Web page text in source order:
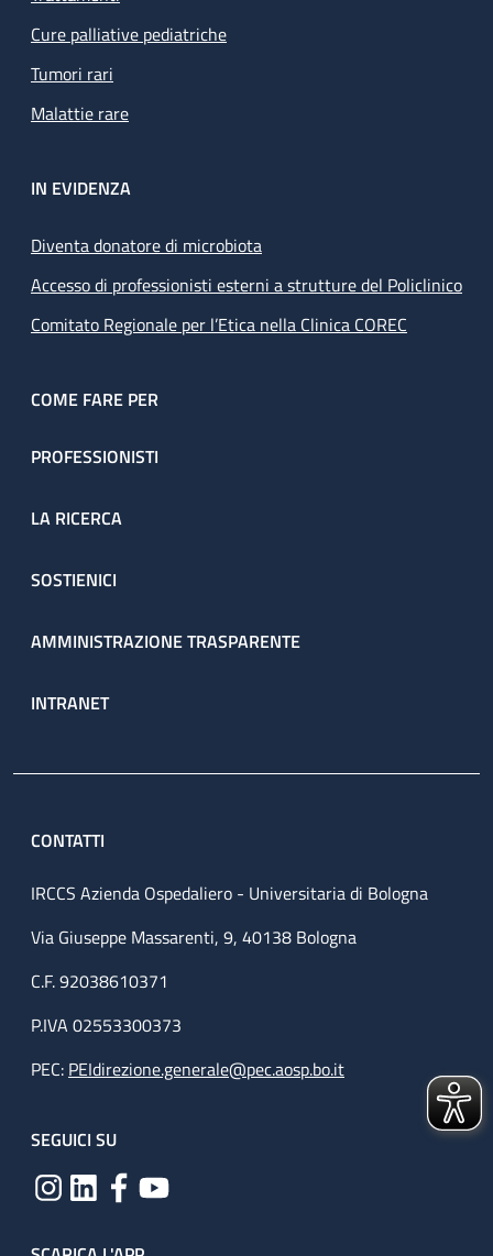
Cure palliative pediatriche
Tumori rari
Malattie rare
IN EVIDENZA
Diventa donatore di microbiota
Accesso di professionisti esterni a strutture del Policlinico
Comitato Regionale per l’Etica nella Clinica COREC
COME FARE PER
PROFESSIONISTI
LA RICERCA
SOSTIENICI
AMMINISTRAZIONE TRASPARENTE
INTRANET
CONTATTI
IRCCS Azienda Ospedaliero - Universitaria di Bologna
Via Giuseppe Massarenti, 9, 40138 Bologna
C.F. 92038610371
P.IVA 02553300373
PEC: PEIdirezione.generale@pec.aosp.bo.it
SEGUICI SU